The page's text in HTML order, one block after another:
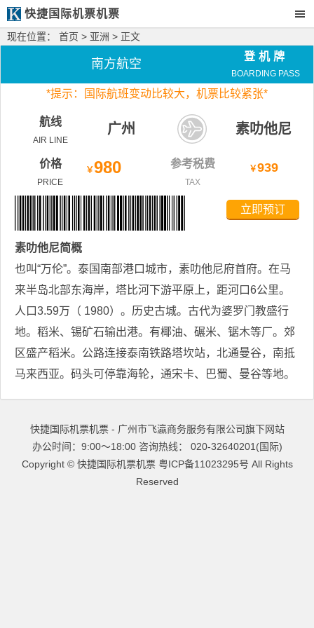
快捷国际机票机票
现在位置： 首页 > 亚洲 > 正文
南方航空
登机牌
BOARDING PASS
*提示：国际航班变动比较大， 机票比较紧张*
航线
AIR LINE
广州 素叻他尼
价格
PRICE
￥980 参考税费
TAX
￥939
立即预订
素叻他尼简概
也叫“万伦”。泰国南部港口城市，素叻他尼府首府。在马
来半岛北部东海岸，塔比河下游平原上，距河口6公里。
人口3.59万（ 1980）。历史古城。古代为婆罗门教盛行
地。稻米、锡矿石输出港。有椰油、碾米、锯木等厂。郊
区盛产稻米。公路连接泰南铁路塔坎站，北通曼谷，南抵
马来西亚。码头可停靠海轮，通宋卡、巴蜀、曼谷等地。
快捷国际机票机票 - 广州市飞瀛商务服务有限公司旗下网站
办公时间：9:00～18:00 咨询热线： 020-32640201(国际)
Copyright © 快捷国际机票机票 粤ICP备11023295号 All Rights
Reserved